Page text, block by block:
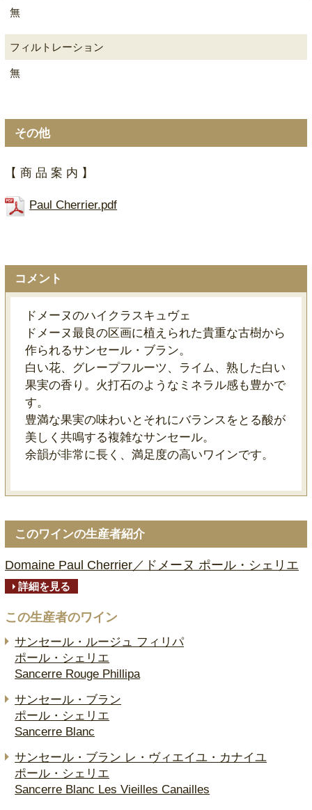
無
フィルトレーション
無
その他
【 商 品 案 内 】
Paul Cherrier.pdf
コメント
ドメーヌのハイクラスキュヴェ
ドメーヌ最良の区画に植えられた貴重な古樹から
作られるサンセール・ブラン。
白い花、グレープフルーツ、ライム、熟した白い
果実の香り。火打石のようなミネラル感も豊かで
す。
豊満な果実の味わいとそれにバランスをとる酸が
美しく共鳴する複雑なサンセール。
余韻が非常に長く、満足度の高いワインです。
このワインの生産者紹介
Domaine Paul Cherrier／ドメーヌ ポール・シェリエ
詳細を見る
この生産者のワイン
サンセール・ルージュ フィリパ
ポール・シェリエ
Sancerre Rouge Phillipa
サンセール・ブラン
ポール・シェリエ
Sancerre Blanc
サンセール・ブラン レ・ヴィエイユ・カナイユ
ポール・シェリエ
Sancerre Blanc Les Vieilles Canailles